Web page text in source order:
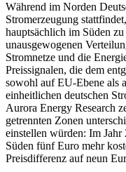
Während im Norden
Stromerzeugung
hauptsächlich im Süden
unausgewogenen
Stromnetze und die
Preissignalen, die dem
sowohl auf EU-Ebene als
einheitlichen deutschen
Aurora Energy Research
getrennten Zonen
einstellen würden: Im
Süden fünf Euro mehr
Preisdifferenz auf neun